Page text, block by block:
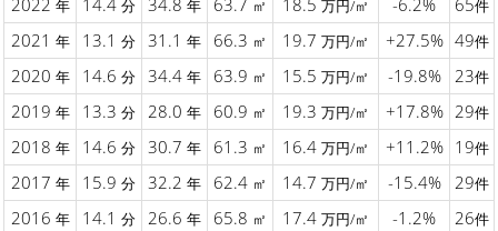
2022 年 14.4 分 34.8 年 63.7 ㎡ 18.5 万円/㎡ -6.2% 65件
2021 年 13.1 分 31.1 年 66.3 ㎡ 19.7 万円/㎡ +27.5% 49件
2020 年 14.6 分 34.4 年 63.9 ㎡ 15.5 万円/㎡ -19.8% 23件
2019 年 13.3 分 28.0 年 60.9 ㎡ 19.3 万円/㎡ +17.8% 29件
2018 年 14.6 分 30.7 年 61.3 ㎡ 16.4 万円/㎡ +11.2% 19件
2017 年 15.9 分 32.2 年 62.4 ㎡ 14.7 万円/㎡ -15.4% 29件
2016 年 14.1 分 26.6 年 65.8 ㎡ 17.4 万円/㎡ -1.2% 26件